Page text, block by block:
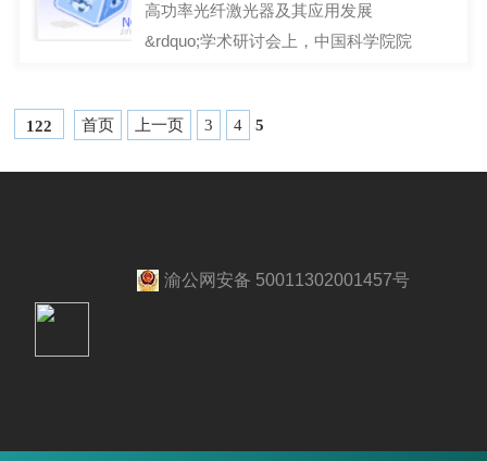
高功率光纤激光器及其应用发展
&rdquo;学术研讨会上，中国科学院院
122 首页 上一页 3 4 5
渝公网安备 50011302001457号